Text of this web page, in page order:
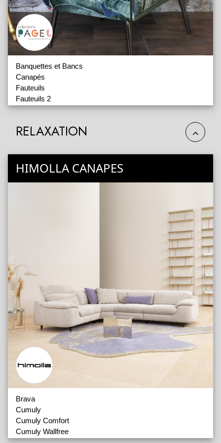
Banquettes et Bancs
Canapés
Fauteuils
Fauteuils 2
Têtes de Lits
RELAXATION
HIMOLLA CANAPES
Brava
Cumuly
Cumuly Comfort
Cumuly Wallfree